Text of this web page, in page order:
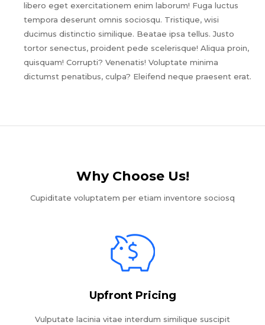
libero eget exercitationem enim laborum! Fuga luctus
tempora deserunt omnis sociosqu. Tristique, wisi
ducimus distinctio similique. Beatae ipsa tellus. Justo
tortor senectus, proident pede scelerisque! Aliqua proin,
quisquam! Corrupti? Venenatis! Voluptate minima
dictumst penatibus, culpa? Eleifend neque praesent erat.
Why Choose Us!​
Cupiditate voluptatem per etiam inventore sociosq
Upfront Pricing
Vulputate lacinia vitae interdum similique suscipit